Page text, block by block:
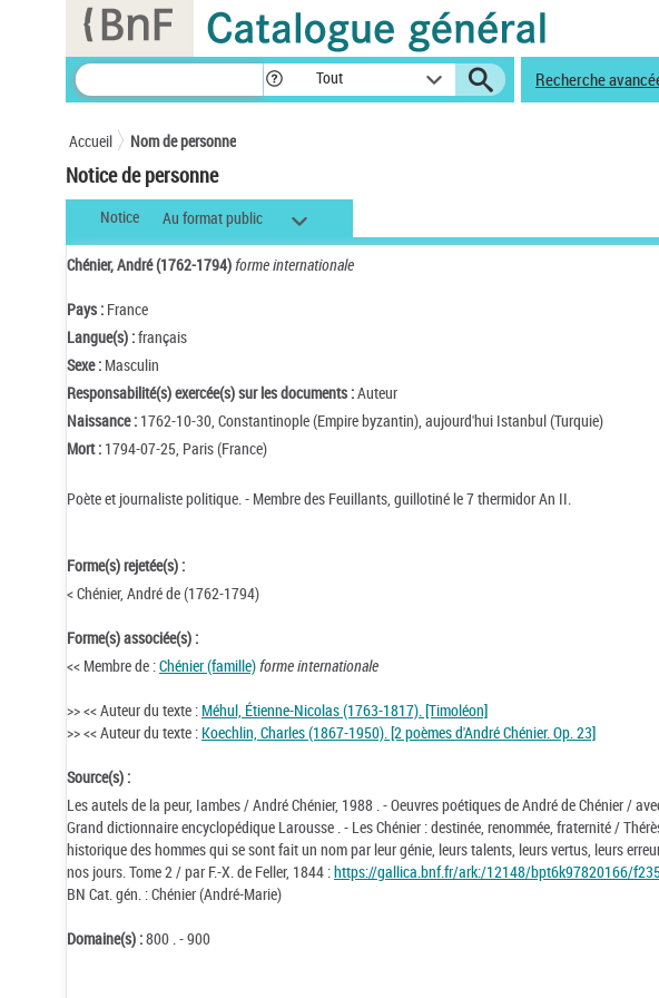
Tout Recherche
Accueil Nom de personne
Notice de personne
Notice Au format public
Chénier, André (1762-1794)forme internationale
Pays : France
Langue(s) :français
Sexe : Masculin
Responsabilité(s) exercée(s) sur les documents :Auteur
Naissance : 1762-10-30, Constantinople (Empire byzantin), aujourd'hui Istanbul (Turquie)
Mort : 1794-07-25, Paris (France)
Poète et journaliste politique. - Membre des Feuillants, guillotiné le 7 thermidor An II.
Forme(s) rejetée(s) :
< Chénier, André de (1762-1794)
Forme(s) associée(s) :
<< Membre de :Chénier (famille)forme internationale
>> << Auteur du texte : Méhul, Étienne-Nicolas (1763-1817). [Timoléon]
>> << Auteur du texte : Koechlin, Charles (1867-1950). [2 poèmes d'André Chénier. Op. 23]
Source(s) :
Les autels de la peur, Iambes / André Chénier, 1988 . - Oeuvres poétiques de André de Chénier /
Grand dictionnaire encyclopédique Larousse . - Les Chénier : destinée, renommée, fraternité /
historique des hommes qui se sont fait un nom par leur génie, leurs talents, leurs vertus, leurs
nos jours. Tome 2 / par F.-X. de Feller, 1844 :https://gallica.bnf.fr/ark:/12148/bpt6k97820166/
BN Cat. gén. : Chénier (André-Marie)
Domaine(s) :800 . - 900
Panneau de gestion des cookies